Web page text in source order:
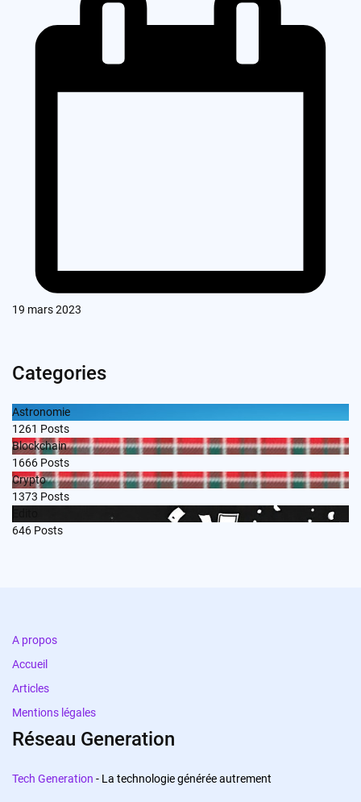
19 mars 2023
Categories
Astronomie
1261 Posts
Blockchain
1666 Posts
Crypto
1373 Posts
646 Posts
A propos
Accueil
Articles
Mentions légales
Réseau Generation
Tech Generation - La technologie générée autrement